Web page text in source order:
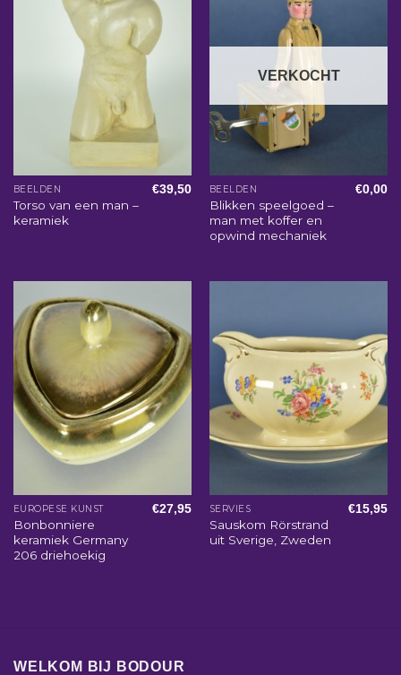
BEELDEN
Torso van een man –
keramiek
€39,50
VERKOCHT
BEELDEN
Blikken speelgoed –
man met koffer en
opwind mechaniek
€0,00
EUROPESE KUNST
Bonbonniere
keramiek Germany
206 driehoekig
€27,95 SERVIES
Sauskom Rörstrand
uit Sverige, Zweden
€15,95
WELKOM BIJ BODOUR